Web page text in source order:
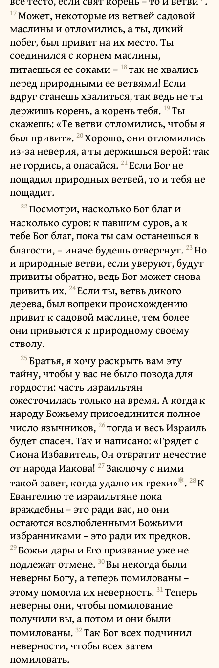
17Может, некоторые из ветвей садовой
маслины и отломились, а ты, дикий
побег, был привит на их место. Ты
соединился с корнем маслины,
питаешься ее соками – 18так не хвались
перед природными ее ветвями! Если
вдруг станешь хвалиться, так ведь не ты
держишь корень, а корень тебя. 19Ты
скажешь: «Те ветви отломились, чтобы я
был привит». 20Хорошо, они отломились
из-за неверия, а ты держишься верой: так
не гордись, а опасайся. 21Если Бог не
пощадил природных ветвей, то и тебя не
пощадит.
22Посмотри, насколько Бог благ и
насколько суров: к павшим суров, а к
тебе Бог благ, пока ты сам останешься в
благости, – иначе будешь отвергнут. 23Но
и природные ветви, если уверуют, будут
привиты обратно, ведь Бог может снова
привить их. 24Если ты, ветвь дикого
дерева, был вопреки происхождению
привит к садовой маслине, тем более
они привьются к природному своему
стволу.
25Братья, я хочу раскрыть вам эту
тайну, чтобы у вас не было повода для
гордости: часть израильтян
ожесточилась только на время. А когда к
народу Божьему присоединится полное
число язычников, 26тогда и весь Израиль
будет спасен. Так и написано: «Грядет с
Сиона Избавитель, Он отвратит нечестие
от народа Иакова! 27Заключу с ними
такой завет, когда удалю их грехи»✻. 28К
Евангелию те израильтяне пока
враждебны – это ради вас, но они
остаются возлюбленными Божьими
избранниками – это ради их предков.
29Божьи дары и Его призвание уже не
подлежат отмене. 30Вы некогда были
неверны Богу, а теперь помилованы –
этому помогла их неверность. 31Теперь
неверны они, чтобы помилование
получили вы, а потом и они были
помилованы. 32Так Бог всех подчинил
неверности, чтобы всех затем
помиловать.